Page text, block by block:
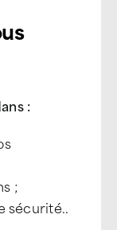
:
;
sécurité..